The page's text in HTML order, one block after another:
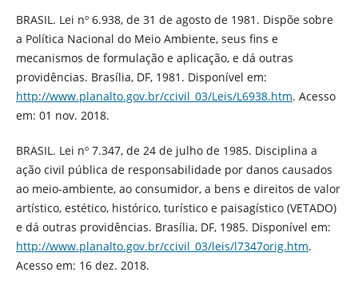
BRASIL. Lei nº 6.938, de 31 de agosto de 1981. Dispõe sobre
a Política Nacional do Meio Ambiente, seus fins e
mecanismos de formulação e aplicação, e dá outras
providências. Brasília, DF, 1981. Disponível em:
http://www.planalto.gov.br/ccivil_03/Leis/L6938.htm. Acesso
em: 01 nov. 2018.
BRASIL. Lei nº 7.347, de 24 de julho de 1985. Disciplina a
ação civil pública de responsabilidade por danos causados
ao meio-ambiente, ao consumidor, a bens e direitos de valor
artístico, estético, histórico, turístico e paisagístico (VETADO)
e dá outras providências. Brasília, DF, 1985. Disponível em:
http://www.planalto.gov.br/ccivil_03/leis/l7347orig.htm.
Acesso em: 16 dez. 2018.